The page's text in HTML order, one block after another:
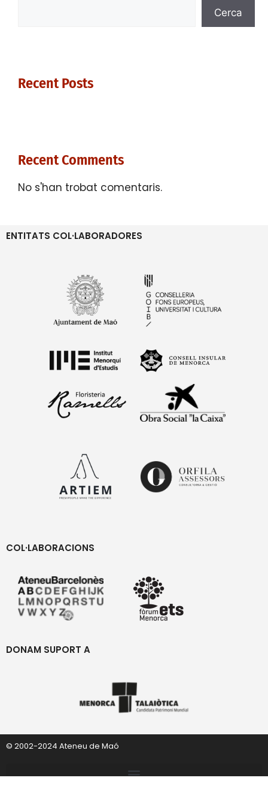
Cerca
Recent Posts
Recent Comments
No s'han trobat comentaris.
ENTITATS COL·LABORADORES
COL·LABORACIONS
DONAM SUPORT A
© 2002-2024 Ateneu de Maó